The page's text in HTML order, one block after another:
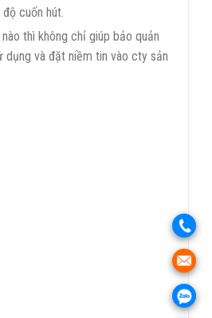
cuốn hút.
nào thì không chỉ giúp bảo quản
dụng và đặt niềm tin vào cty sản
.
.
.